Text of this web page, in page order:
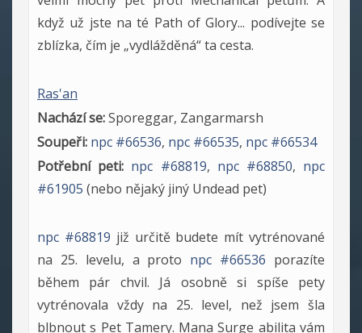
když už jste na té Path of Glory... podívejte se
zblízka, čím je „vydlážděná“ ta cesta.
Ras'an
Nachází se:Sporeggar, Zangarmarsh
Soupeři: npc #66536, npc #66535, npc #66534
Potřební peti: npc #68819, npc #68850, npc
#61905 (nebo nějaký jiný Undead pet)
npc #68819 již určitě budete mít vytrénované
na 25. levelu, a proto npc #66536 porazíte
během pár chvil. Já osobně si spíše pety
vytrénovala vždy na 25. level, než jsem šla
blbnout s Pet Tamery. Mana Surge abilita vám